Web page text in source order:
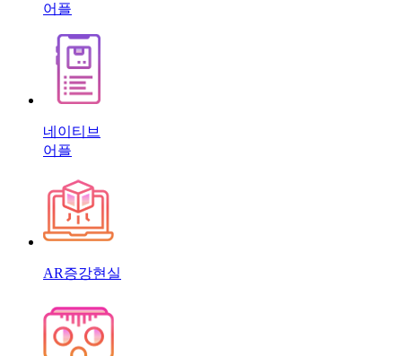
어플
네이티브
어플
AR증강현실